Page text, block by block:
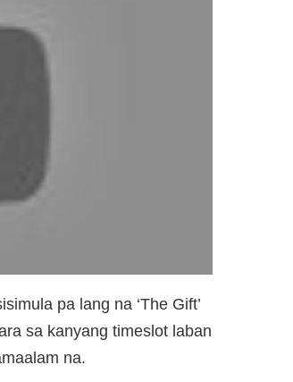
pa lang na ‘The Gift’
sa kanyang timeslot laban
na.